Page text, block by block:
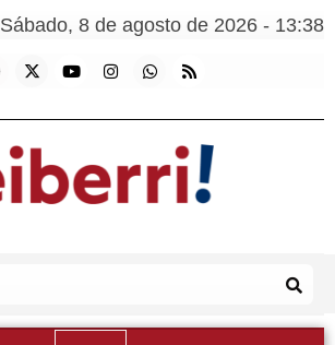
Sábado, 8 de agosto de 2026 - 13:38